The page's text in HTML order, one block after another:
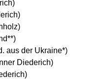
aus der Ukraine*)
Diederich)